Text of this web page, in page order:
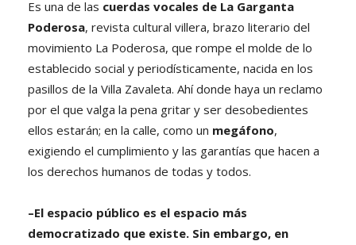
Es una de las cuerdas vocales de La Garganta
Poderosa, revista cultural villera, brazo literario del
movimiento La Poderosa, que rompe el molde de lo
establecido social y periodísticamente, nacida en los
pasillos de la Villa Zavaleta. Ahí donde haya un reclamo
por el que valga la pena gritar y ser desobedientes
ellos estarán; en la calle, como un megáfono,
exigiendo el cumplimiento y las garantías que hacen a
los derechos humanos de todas y todos.
–El espacio público es el espacio más
democratizado que existe. Sin embargo, en